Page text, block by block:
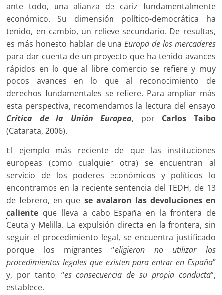
ante todo, una alianza de cariz fundamentalmente
económico. Su dimensión político-democrática ha
tenido, en cambio, un relieve secundario. De resultas,
es más honesto hablar de unaEuropa de los mercaderes
para dar cuenta de un proyecto que ha tenido avances
rápidos en lo que al libre comercio se refiere y muy
pocos avances en lo que al reconocimiento de
derechos fundamentales se refiere. Para ampliar más
esta perspectiva, recomendamos la lectura del ensayo
Crítica de la Unión Europea, por Carlos Taibo
(Catarata, 2006).
El ejemplo más reciente de que las instituciones
europeas (como cualquier otra) se encuentran al
servicio de los poderes económicos y políticos lo
encontramos en la reciente sentencia del TEDH, de 13
de febrero, en que se avalaron las devoluciones en
caliente que lleva a cabo España en la frontera de
Ceuta y Melilla. La expulsión directa en la frontera, sin
seguir el procedimiento legal, se encuentra justificado
porque los migrantes “eligieron no utilizar los
procedimientos legales que existen para entrar en España”
y, por tanto, “es consecuencia de su propia conducta”,
establece.